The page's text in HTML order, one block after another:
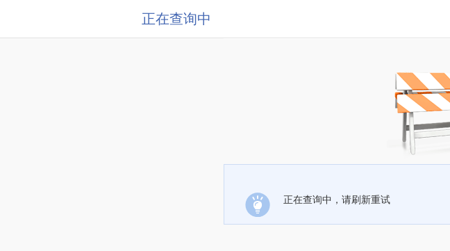
正在查询中
正在查询中，请刷新重试